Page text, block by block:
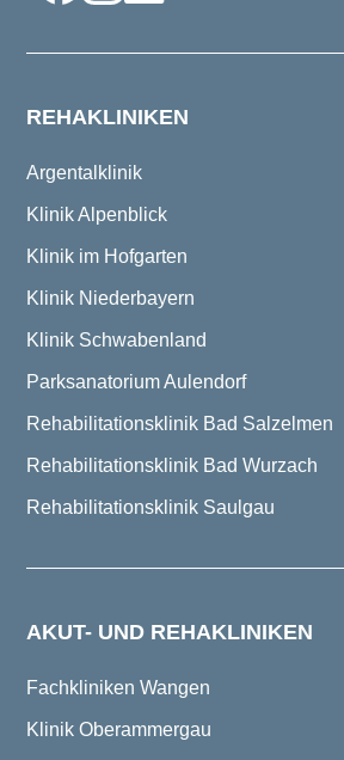
REHAKLINIKEN
Argentalklinik
Klinik Alpenblick
Klinik im Hofgarten
Klinik Niederbayern
Klinik Schwabenland
Parksanatorium Aulendorf
Rehabilitationsklinik Bad Salzelmen
Rehabilitationsklinik Bad Wurzach
Rehabilitationsklinik Saulgau
AKUT- UND REHAKLINIKEN
Fachkliniken Wangen
Klinik Oberammergau